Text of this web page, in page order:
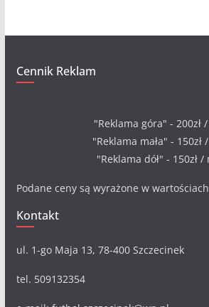
Cennik Reklam
"Reklama góra" - 200zł
"Reklama mała" - 150zł
"Reklama dół" - 150zł /
Podane ceny są wyrażone w
Kontakt
ul. 1-go Maja 13, 78-400 Szczecinek
tel. 509132354